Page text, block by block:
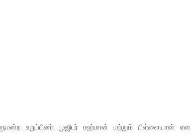
எடுத்துரைக்கப்பட்டது!
உறுப்பினர் முஜிபுர் ரஹ்மான் மற்றும் பிள்ளையான் என